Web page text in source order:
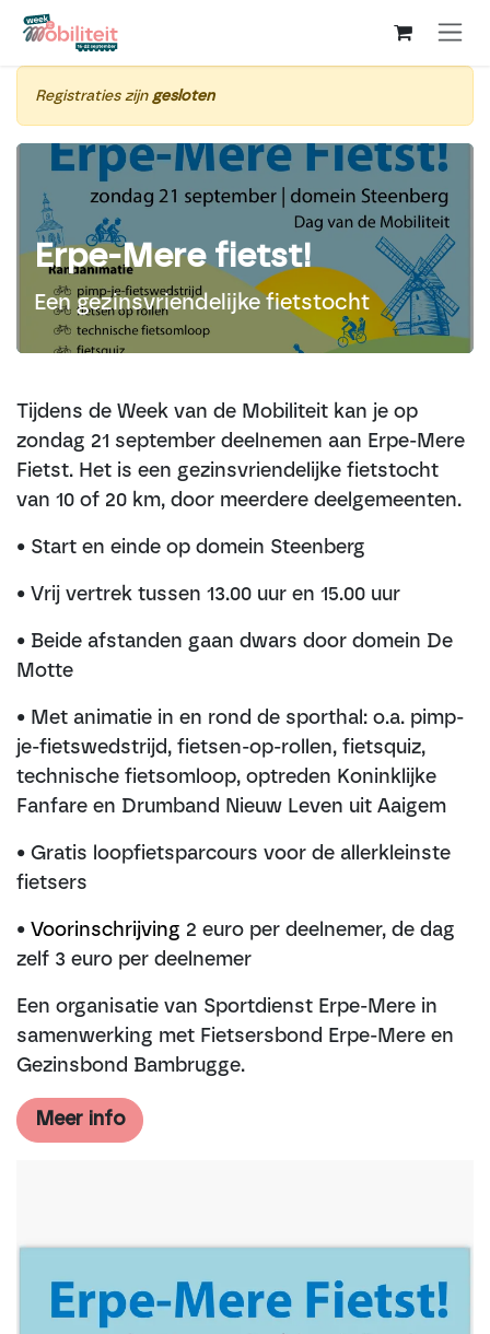
Overslaan naar inhoud
Registraties zijngesloten
Erpe-Mere fietst!
Een gezinsvriendelijke fietstocht
Tijdens de Week van de Mobiliteit kan je op
zondag 21 september deelnemen aan Erpe-Mere
Fietst. Het is een gezinsvriendelijke fietstocht
van 10 of 20 km, door meerdere deelgemeenten.
• Start en einde op domein Steenberg
• Vrij vertrek tussen 13.00 uur en 15.00 uur
• Beide afstanden gaan dwars door domein De
Motte
• Met animatie in en rond de sporthal: o.a. pimp-
je-fietswedstrijd, fietsen-op-rollen, fietsquiz,
technische fietsomloop, optreden Koninklijke
Fanfare en Drumband Nieuw Leven uit Aaigem
• Gratis loopfietsparcours voor de allerkleinste
fietsers
• Voorinschrijving 2 euro per deelnemer, de dag
zelf 3 euro per deelnemer
Een organisatie van Sportdienst Erpe-Mere in
samenwerking met Fietsersbond Erpe-Mere en
Gezinsbond Bambrugge.
Meer info